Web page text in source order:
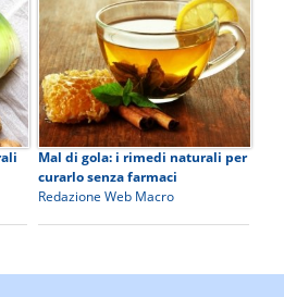
Mal di gola: i rimedi naturali per
curarlo senza farmaci
Redazione Web Macro